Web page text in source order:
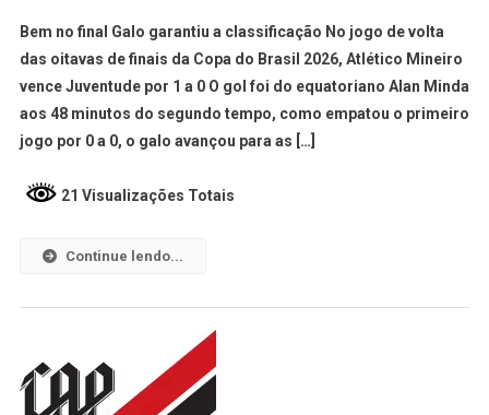
Bem no final Galo garantiu a classificação No jogo de volta
das oitavas de finais da Copa do Brasil 2026, Atlético Mineiro
vence Juventude por 1 a 0 O gol foi do equatoriano Alan Minda
aos 48 minutos do segundo tempo, como empatou o primeiro
jogo por 0 a 0, o galo avançou para as […]
21 Visualizações Totais
Continue lendo...